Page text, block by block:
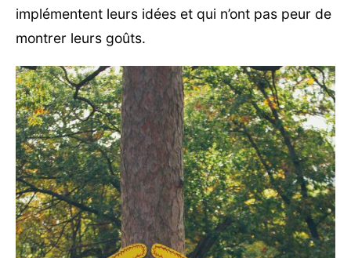
implémentent leurs idées et qui n’ont pas peur de
montrer leurs goûts.